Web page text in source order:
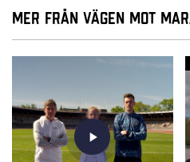
Mer från Vägen mot
play_arrow